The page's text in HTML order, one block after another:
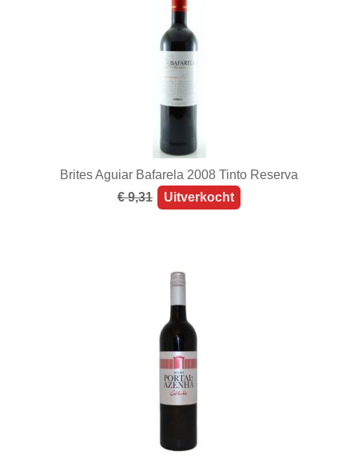
Brites Aguiar Bafarela 2008 Tinto Reserva
€ 9,31
Uitverkocht